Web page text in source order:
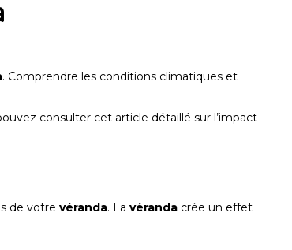
. Comprendre les conditions climatiques et
consulter cet article détaillé sur l’impact
de votre véranda. La véranda crée un effet